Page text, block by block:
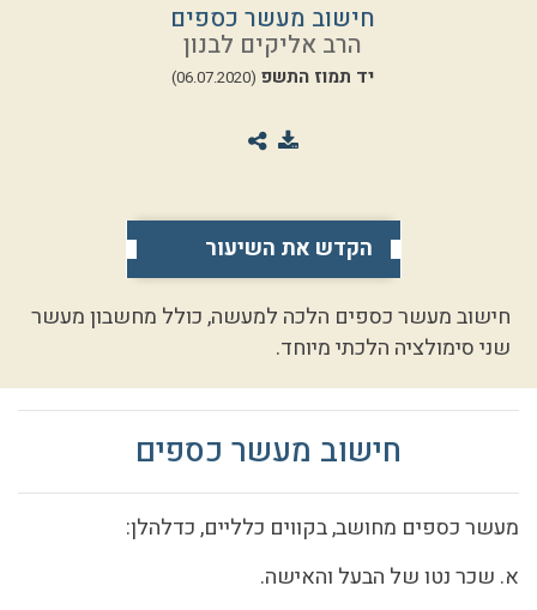
חישוב מעשר כספים
הרב אליקים לבנון
יד תמוז התשפ (06.07.2020)
הקדש את השיעור
חישוב מעשר כספים הלכה למעשה, כולל מחשבון מעשר
שני סימולציה הלכתי מיוחד.
חישוב מעשר כספים
מעשר כספים מחושב, בקווים כלליים, כדלהלן:
א. שכר נטו של הבעל והאישה.